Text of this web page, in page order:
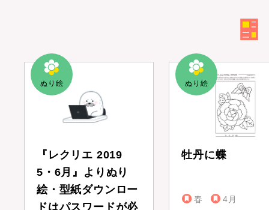
『レクリエ 2019
5・6月』よりぬり
絵・型紙ダウンロー
ドはパスワードが必
牡丹に蝶
春 4月